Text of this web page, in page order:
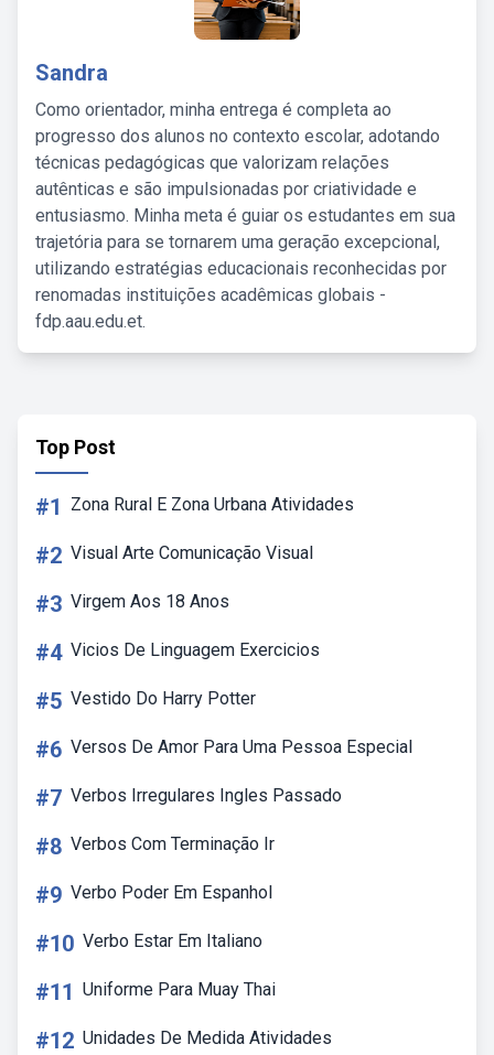
Sandra
Como orientador, minha entrega é completa ao
progresso dos alunos no contexto escolar, adotando
técnicas pedagógicas que valorizam relações
autênticas e são impulsionadas por criatividade e
entusiasmo. Minha meta é guiar os estudantes em sua
trajetória para se tornarem uma geração excepcional,
utilizando estratégias educacionais reconhecidas por
renomadas instituições acadêmicas globais -
fdp.aau.edu.et.
Top Post
#1 Zona Rural E Zona Urbana Atividades
#2 Visual Arte Comunicação Visual
#3 Virgem Aos 18 Anos
#4 Vicios De Linguagem Exercicios
#5 Vestido Do Harry Potter
#6 Versos De Amor Para Uma Pessoa Especial
#7 Verbos Irregulares Ingles Passado
#8 Verbos Com Terminação Ir
#9 Verbo Poder Em Espanhol
#10 Verbo Estar Em Italiano
#11 Uniforme Para Muay Thai
#12 Unidades De Medida Atividades